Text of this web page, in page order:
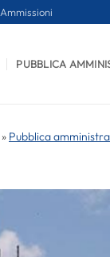
Ammissioni
PUBBLICA
» Pubblica